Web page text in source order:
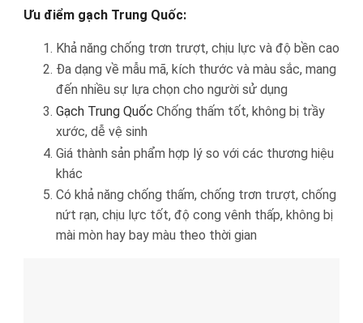
Ưu điểm gạch Trung Quốc:
Khả năng chống trơn trượt, chịu lực và độ bền cao
Đa dạng về mẫu mã, kích thước và màu sắc, mang
đến nhiều sự lựa chọn cho người sử dụng
Gạch Trung Quốc Chống thấm tốt, không bị trầy
xước, dễ vệ sinh
Giá thành sản phẩm hợp lý so với các thương hiệu
khác
Có khả năng chống thấm, chống trơn trượt, chống
nứt rạn, chịu lực tốt, độ cong vênh thấp, không bị
mài mòn hay bay màu theo thời gian